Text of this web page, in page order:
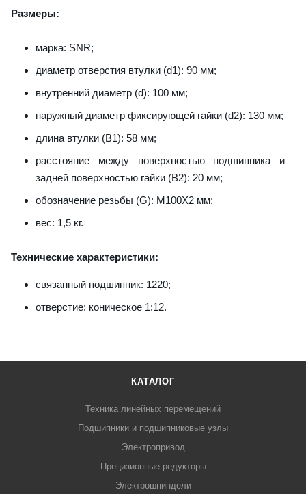
Размеры:
марка: SNR;
диаметр отверстия втулки (d1): 90 мм;
внутренний диаметр (d): 100 мм;
наружный диаметр фиксирующей гайки (d2): 130 мм;
длина втулки (B1): 58 мм;
расстояние между поверхностью подшипника и
задней поверхностью гайки (B2): 20 мм;
обозначение резьбы (G): M100X2 мм;
вес: 1,5 кг.
Технические характеристики:
связанный подшипник: 1220;
отверстие: коническое 1:12.
КАТАЛОГ
Техника линейных перемещений
Подшипники и подшипниковые узлы
Электропривод
Прецизионные редукторы
Электрошпиндели